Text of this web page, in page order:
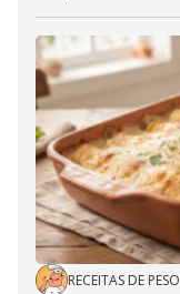
RECEITAS DE PESO